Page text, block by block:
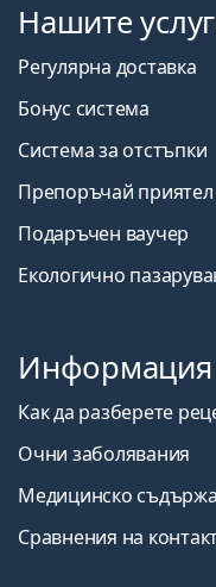
Нашите
Регулярна доставка
Бонус система
Система за отстъпки
Препоръчай приятел
Подаръчен ваучер
Екологично
Информация
Как да разберете
Очни заболявания
Медицинско
Сравнения на